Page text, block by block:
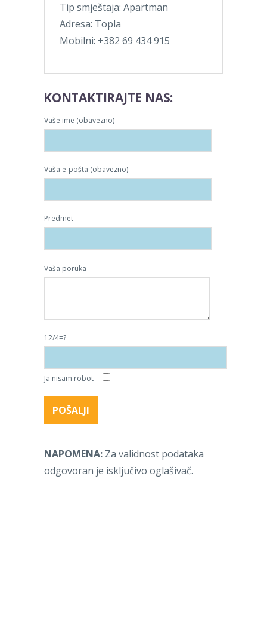
Tip smještaja: Apartman
Adresa: Topla
Mobilni: +382 69 434 915
KONTAKTIRAJTE NAS:
Vaše ime (obavezno)
Vaša e-pošta (obavezno)
Predmet
Vaša poruka
12/4=?
Ja nisam robot
NAPOMENA: Za validnost podataka
odgovoran je isključivo oglašivač.